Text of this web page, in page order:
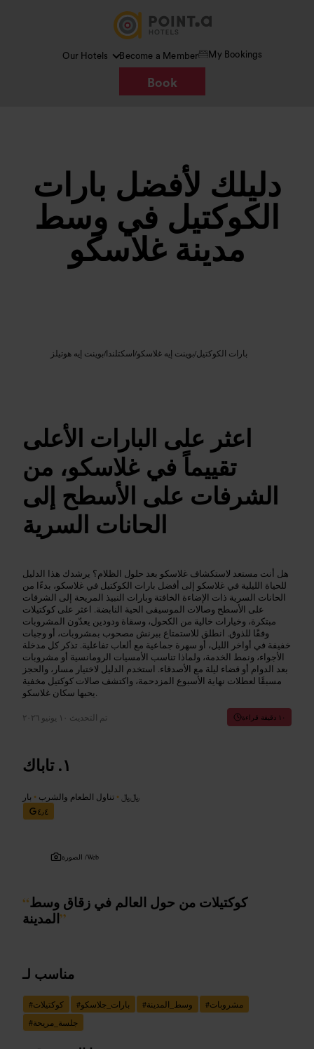
Our Hotels Become a Member My Bookings
Book
دليلك لأفضل بارات
الكوكتيل في وسط
مدينة غلاسكو
بوينت إيه هوتيلز/اسكتلندا/بوينت إيه غلاسكو/بارات الكوكتيل
اعثر على البارات الأعلى
تقييماً في غلاسكو، من
الشرفات على الأسطح إلى
الحانات السرية
هل أنت مستعد لاستكشاف غلاسكو بعد حلول الظلام؟ يرشدك هذا الدليل
للحياة الليلية في غلاسكو إلى أفضل بارات الكوكتيل في غلاسكو، بدءًا من
الحانات السرية ذات الإضاءة الخافتة وبارات النبيذ المريحة إلى الشرفات
على الأسطح وصالات الموسيقى الحية النابضة. اعثر على كوكتيلات
مبتكرة، وخيارات خالية من الكحول، وسقاة ودودين يعدّون المشروبات
وفقًا للذوق. انطلق للاستمتاع ببرنش مصحوب بمشروبات، أو وجبات
خفيفة في أواخر الليل، أو سهرة جماعية مع ألعاب تفاعلية. تذكر كل مدخلة
الأجواء، ونمط الخدمة، ولماذا تناسب الأمسيات الرومانسية أو مشروبات
بعد الدوام أو قضاء ليلة مع الأصدقاء. استخدم الدليل لاختيار مسار، والحجز
مسبقًا لعطلات نهاية الأسبوع المزدحمة، واكتشف صالات كوكتيل مخفية
يحبها سكان غلاسكو.
تم التحديث ١٠ يونيو ٢٠٢٦ ١٠ دقيقة قراءة
تاباك
﷼﷼ • تناول الطعام والشرب • بار
٤٫٤
الصورة /Web
“كوكتيلات من حول العالم في زقاق وسط
المدينة”
مناسب لـ
#كوكتيلات #بارات_جلاسكو #وسط_المدينة #مشروبات
#جلسة_مريحة